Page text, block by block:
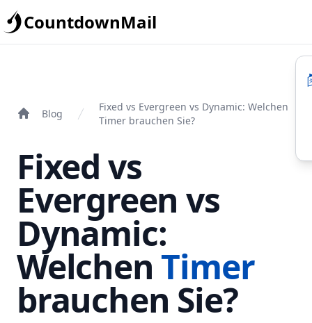
CountdownMail
Blog
Fixed vs Evergreen vs Dynamic: Welchen
Timer brauchen Sie?
Fixed vs
Evergreen vs
Dynamic:
Welchen Timer
brauchen Sie?